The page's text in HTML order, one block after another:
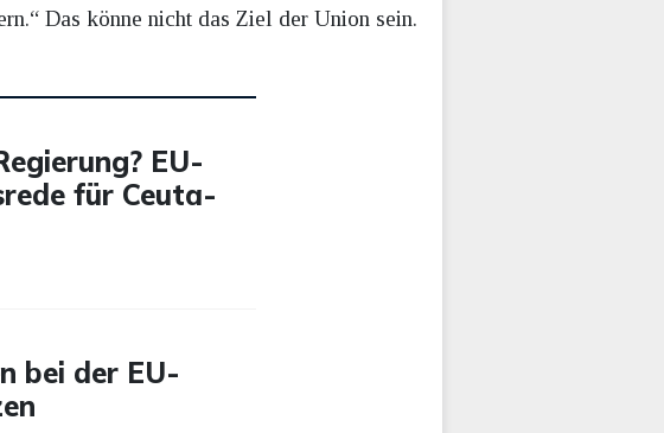
Das könne nicht das Ziel der Union sein.
EU-
für Ceuta-
bei der EU-